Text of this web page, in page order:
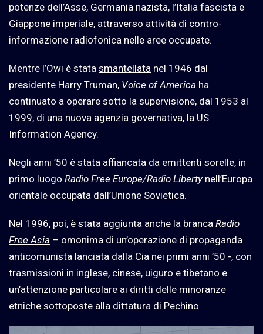
potenze dell’Asse, Germania nazista, l’Italia fascista e
Giappone imperiale, attraverso attività di contro-
informazione radiofonica nelle aree occupate.
Mentre l’Owi è stata smantellata nel 1946 dal
presidente Harry Truman, Voice of America ha
continuato a operare sotto la supervisione, dal 1953 al
1999, di una nuova agenzia governativa, la US
Information Agency.
Negli anni ’50 è stata affiancata da emittenti sorelle, in
primo luogo Radio Free Europe/Radio Libertynell’Europa
orientale occupata dall’Unione Sovietica.
Nel 1996, poi, è stata aggiunta anche la branca Radio
Free Asia – omonima di un’operazione di propaganda
anticomunista lanciata dalla Cia nei primi anni ’50 -, con
trasmissioni in inglese, cinese, uiguro e tibetano e
un’attenzione particolare ai diritti delle minoranze
etniche sottoposte alla dittatura di Pechino.